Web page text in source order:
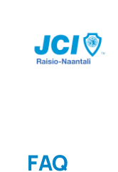
sisältöön
FAQ